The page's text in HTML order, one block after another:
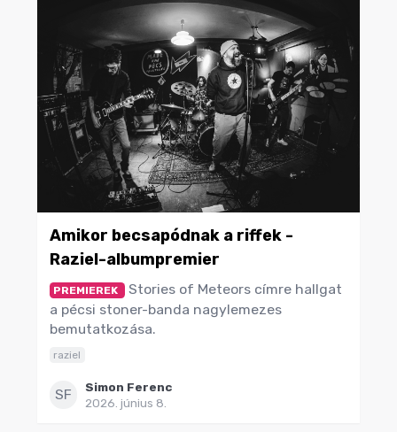
Amikor becsapódnak a riffek -
Raziel-albumpremier
PREMIEREK
Stories of Meteors címre hallgat
a pécsi stoner-banda nagylemezes
bemutatkozása.
raziel
SF
Simon Ferenc
2026. június 8.